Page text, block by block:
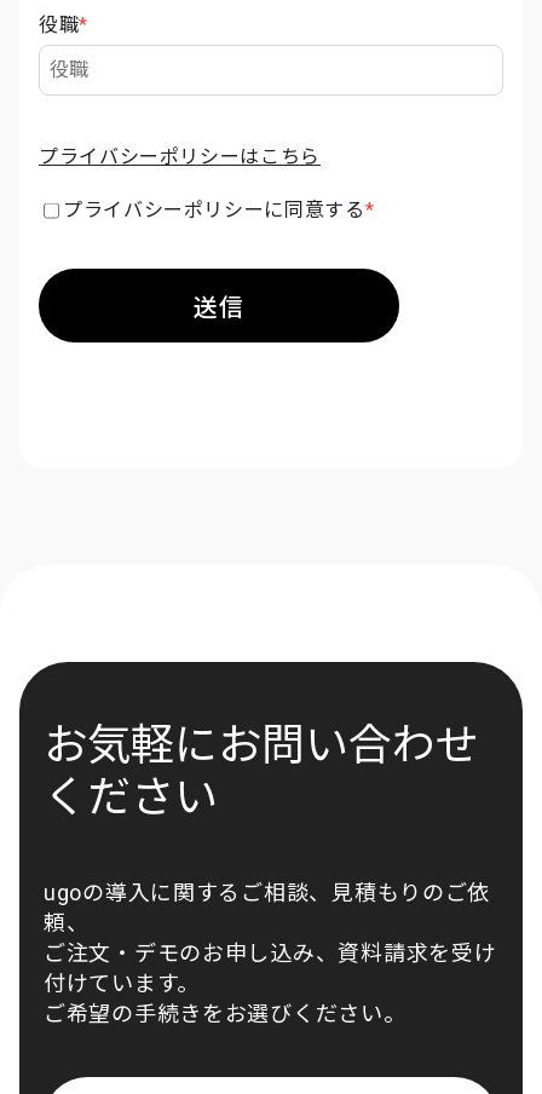
役職*
プライバシーポリシーはこちら
プライバシーポリシーに同意する*
お気軽にお問い合わせ
ください
ugoの導入に関するご相談、見積もりのご依
頼、
ご注文・デモのお申し込み、資料請求を受け
付けています。
ご希望の手続きをお選びください。